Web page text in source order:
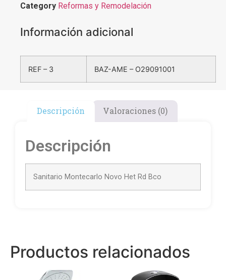
Category Reformas y Remodelación
Información adicional
REF – 3 BAZ-AME – O29091001
Descripción Valoraciones (0)
Descripción
Sanitario Montecarlo Novo Het Rd Bco
Productos relacionados